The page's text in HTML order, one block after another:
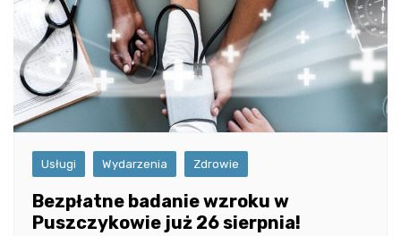
Usługi Wydarzenia Zdrowie
Bezpłatne badanie wzroku w
Puszczykowie już 26 sierpnia!